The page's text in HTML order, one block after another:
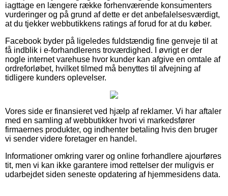
iagttage en længere række forhenværende konsumenters
vurderinger og på grund af dette er det anbefalelsesværdigt,
at du tjekker webbutikkens ratings af forud for at du køber.
Facebook byder på ligeledes fuldstændig fine genveje til at
få indblik i e-forhandlerens troværdighed. I øvrigt er der
nogle internet varehuse hvor kunder kan afgive en omtale af
ordreforløbet, hvilket tilmed må benyttes til afvejning af
tidligere kunders oplevelser.
Vores side er finansieret ved hjælp af reklamer. Vi har aftaler
med en samling af webbutikker hvori vi markedsfører
firmaernes produkter, og indhenter betaling hvis den bruger
vi sender videre foretager en handel.
Informationer omkring varer og online forhandlere ajourføres
tit, men vi kan ikke garantere imod rettelser der muligvis er
udarbejdet siden seneste opdatering af hjemmesidens data.